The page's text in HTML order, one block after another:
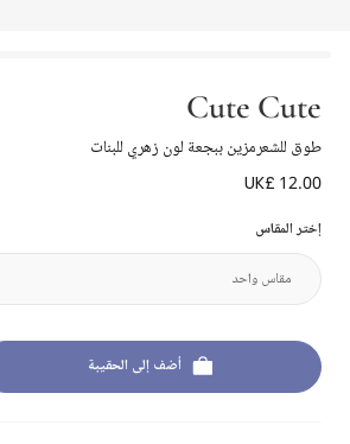
Cute Cute
طوق للشعرمزين ببجعة لون زهري للبنات
UK£ 12.00
إختر المقاس
أضف إلى الحقيبة